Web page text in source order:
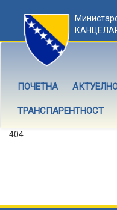
ПОЧЕТНА
ТРАНСПАРЕНТНОСТ
404